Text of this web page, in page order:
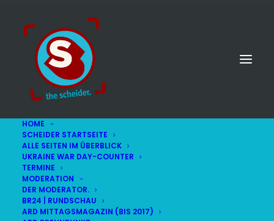
HOME
SCHEIDER STARTSEITE
ALLE SEITEN IM ÜBERBLICK
UKRAINE WAR DAY-COUNTER
TERMINE
MODERATION
DER MODERATOR.
BR24 | RUNDSCHAU
ARD MITTAGSMAGAZIN (BIS 2017)